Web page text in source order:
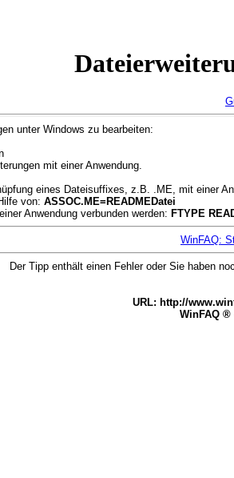
unter Windows zu bearbeiten:
mit einer Anwendung.
eines Dateisuffixes, z.B. .ME, mit einer
von: ASSOC.ME=READMEDatei
Anwendung verbunden werden: FTYPE
WinFAQ:
Der Tipp enthält einen Fehler oder Sie haben
URL: http://
WinFAQ ®